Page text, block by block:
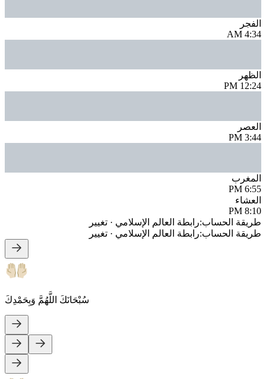
الفجر
4:34 AM
الظهر
12:24 PM
العصر
3:44 PM
المغرب
6:55 PM
العشاء
8:10 PM
طريقة الحساب:رابطة العالم الإسلامي · تغيير
طريقة الحساب:رابطة العالم الإسلامي · تغيير
سُبْحَانَكَ اللَّهُمَّ وَبِحَمْدِكَ